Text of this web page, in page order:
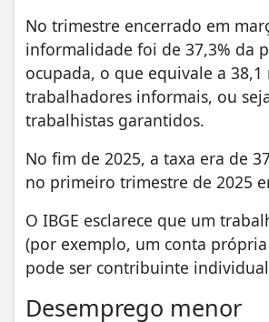
No trimestre encerrado em
informalidade foi de 37,3% da
ocupada, o que equivale a 38,1
trabalhadores informais, ou
trabalhistas garantidos.
No fim de 2025, a taxa era de
no primeiro trimestre de 2025
O IBGE esclarece que um
(por exemplo, um conta própria
pode ser contribuinte individual
Desemprego menor